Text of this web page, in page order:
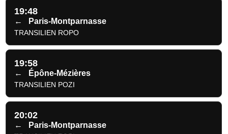
19:48
← Paris-Montparnasse
TRANSILIEN ROPO
19:58
← Épône-Mézières
TRANSILIEN POZI
20:02
← Paris-Montparnasse